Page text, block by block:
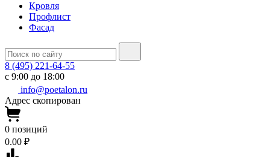
Кровля
Профлист
Фасад
8 (495) 221-64-55
с 9:00 до 18:00
info@poetalon.ru
Адрес скопирован
0 позиций
0.00 ₽